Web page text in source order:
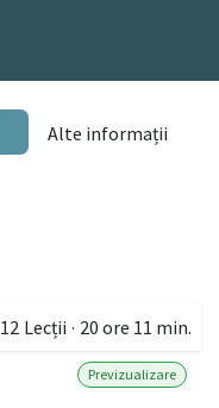
Alte informații
12 Lecții · 20 ore 11 min.
Previzualizare